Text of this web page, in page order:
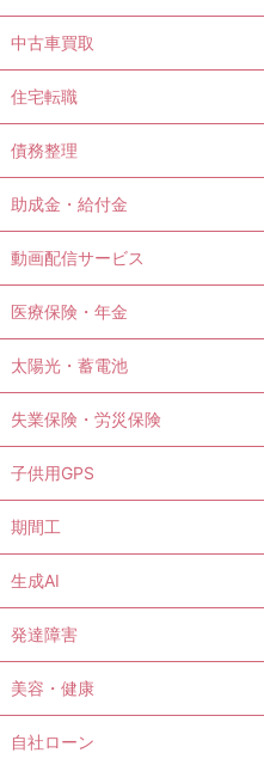
中古車買取
住宅転職
債務整理
助成金・給付金
動画配信サービス
医療保険・年金
太陽光・蓄電池
失業保険・労災保険
子供用GPS
期間工
生成AI
発達障害
美容・健康
自社ローン